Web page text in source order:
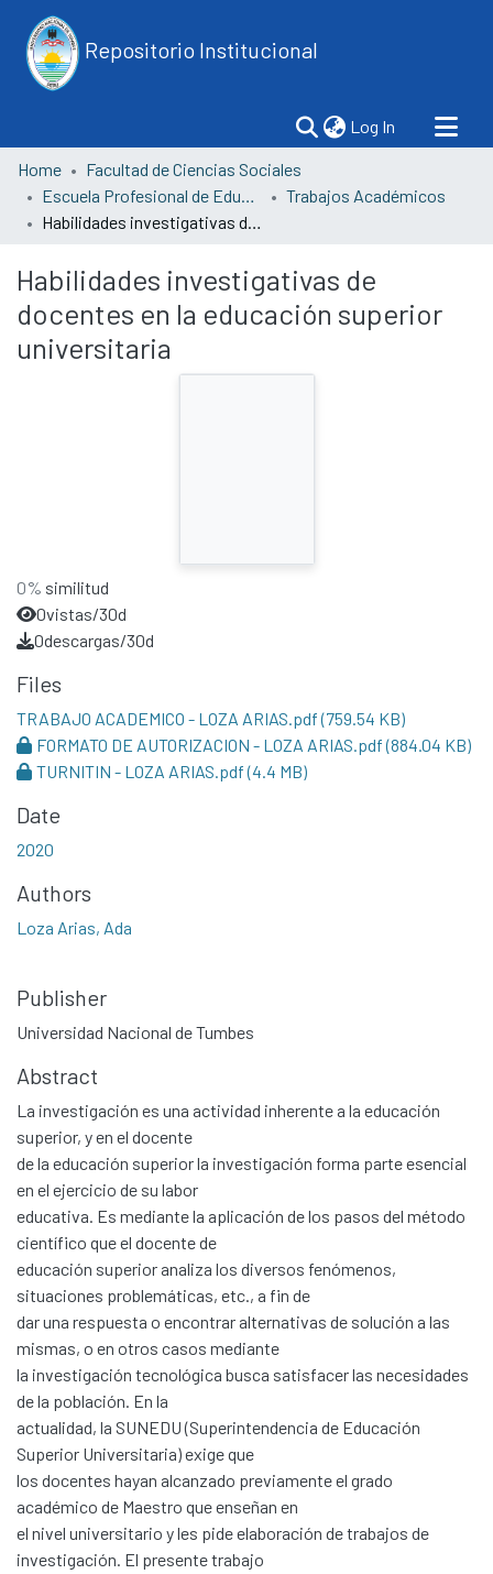
Repositorio Institucional
Log In (current)
Home
Facultad de Ciencias Sociales
Escuela Profesional de Educación
Trabajos Académicos
Habilidades investigativas de docentes en la educación superior universitaria
Habilidades investigativas de
docentes en la educación superior
universitaria
0% similitud
0vistas/30d
0descargas/30d
Files
TRABAJO ACADEMICO - LOZA ARIAS.pdf(759.54 KB)
FORMATO DE AUTORIZACION - LOZA ARIAS.pdf(884.04 KB)
TURNITIN - LOZA ARIAS.pdf(4.4 MB)
Date
2020
Authors
Loza Arias, Ada
Publisher
Universidad Nacional de Tumbes
Abstract
La investigación es una actividad inherente a la educación
superior, y en el docente
de la educación superior la investigación forma parte esencial
en el ejercicio de su labor
educativa. Es mediante la aplicación de los pasos del método
científico que el docente de
educación superior analiza los diversos fenómenos,
situaciones problemáticas, etc., a fin de
dar una respuesta o encontrar alternativas de solución a las
mismas, o en otros casos mediante
la investigación tecnológica busca satisfacer las necesidades
de la población. En la
actualidad, la SUNEDU (Superintendencia de Educación
Superior Universitaria) exige que
los docentes hayan alcanzado previamente el grado
académico de Maestro que enseñan en
el nivel universitario y les pide elaboración de trabajos de
investigación. El presente trabajo